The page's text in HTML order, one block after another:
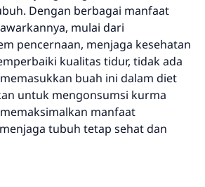
Dengan berbagai manfaat
mulai dari
pencernaan, menjaga kesehatan
kualitas tidur, tidak ada
buah ini dalam diet
untuk mengonsumsi kurma
manfaat
tubuh tetap sehat dan